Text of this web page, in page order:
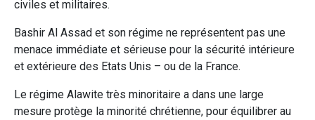
civiles et militaires.
Bashir Al Assad et son régime ne représentent pas une
menace immédiate et sérieuse pour la sécurité intérieure
et extérieure des Etats Unis – ou de la France.
Le régime Alawite très minoritaire a dans une large
mesure protège la minorité chrétienne, pour équilibrer au